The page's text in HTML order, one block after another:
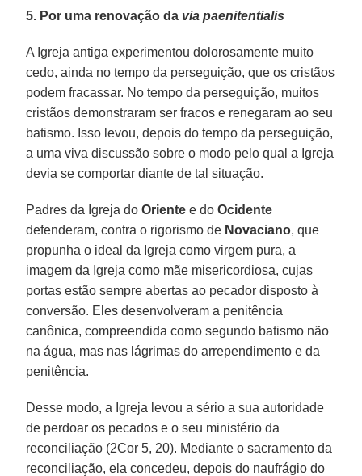
5. Por uma renovação da via paenitentialis
A Igreja antiga experimentou dolorosamente muito
cedo, ainda no tempo da perseguição, que os cristãos
podem fracassar. No tempo da perseguição, muitos
cristãos demonstraram ser fracos e renegaram ao seu
batismo. Isso levou, depois do tempo da perseguição,
a uma viva discussão sobre o modo pelo qual a Igreja
devia se comportar diante de tal situação.
Padres da Igreja doOriente e doOcidente
defenderam, contra o rigorismo de Novaciano, que
propunha o ideal da Igreja como virgem pura, a
imagem da Igreja como mãe misericordiosa, cujas
portas estão sempre abertas ao pecador disposto à
conversão. Eles desenvolveram a penitência
canônica, compreendida como segundo batismo não
na água, mas nas lágrimas do arrependimento e da
penitência.
Desse modo, a Igreja levou a sério a sua autoridade
de perdoar os pecados e o seu ministério da
reconciliação (2Cor 5, 20). Mediante o sacramento da
reconciliação, ela concedeu, depois do naufrágio do